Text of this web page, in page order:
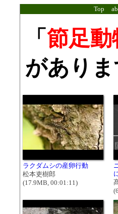
Top
「 節足動
があり
ラクダムシの産卵行動
松本吏樹郎
(17.9MB, 00:01:11)